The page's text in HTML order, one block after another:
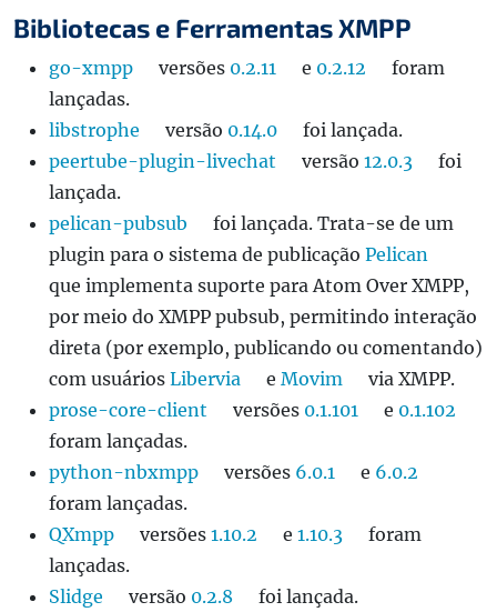
Bibliotecas e Ferramentas XMPP
go-xmpp versões 0.2.11 e 0.2.12
foram
lançadas.
libstrophe
versão 0.14.0
foi lançada.
peertube-plugin-livechat
versão 12.0.3
foi
lançada.
pelican-pubsub
foi lançada. Trata-se de um
plugin para o sistema de publicação Pelican
que implementa suporte para Atom Over XMPP,
por meio do XMPP pubsub, permitindo interação
direta (por exemplo, publicando ou comentando)
com usuários Libervia e Movim
via XMPP.
prose-core-client
versões 0.1.101 e 0.1.102
foram lançadas.
python-nbxmpp
versões 6.0.1 e 6.0.2
foram lançadas.
QXmpp
versões 1.10.2 e 1.10.3
foram
lançadas.
Slidge
versão 0.2.8
foi lançada.